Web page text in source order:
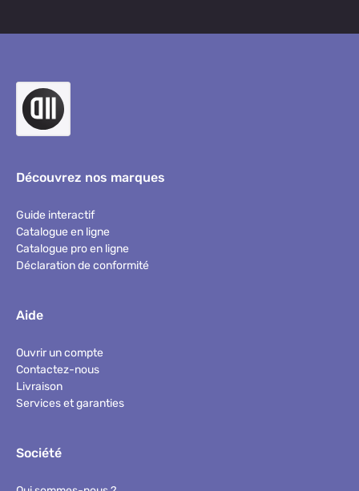
Découvrez nos marques
Guide interactif
Catalogue en ligne
Catalogue pro en ligne
Déclaration de conformité
Aide
Ouvrir un compte
Contactez-nous
Livraison
Services et garanties
Société